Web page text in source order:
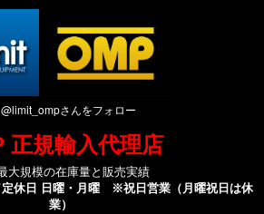
正規輸入代理店
大規模の在庫量と販売実績
定休日 日曜・月曜 ※祝日営業（月曜祝日は休
業）